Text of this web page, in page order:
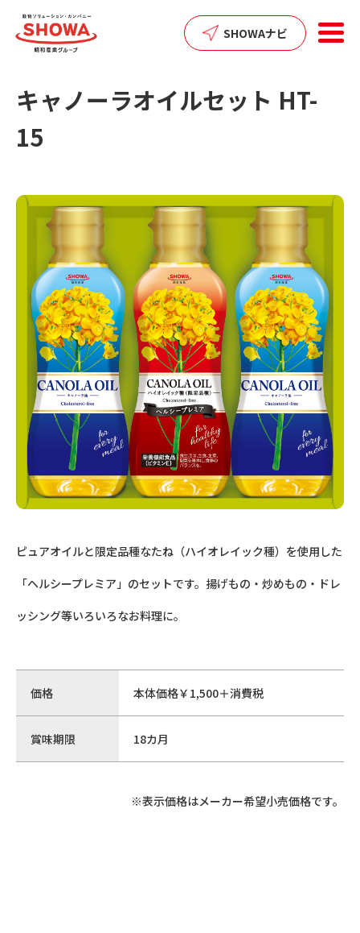
SHOWAナビ
キャノーラオイルセット HT-
15
ピュアオイルと限定品種なたね（ハイオレイック種）を使用した
「ヘルシープレミア」のセットです。揚げもの・炒めもの・ドレ
ッシング等いろいろなお料理に。
価格 本体価格￥1,500＋消費税
賞味期限 18カ月
※表示価格はメーカー希望小売価格です。